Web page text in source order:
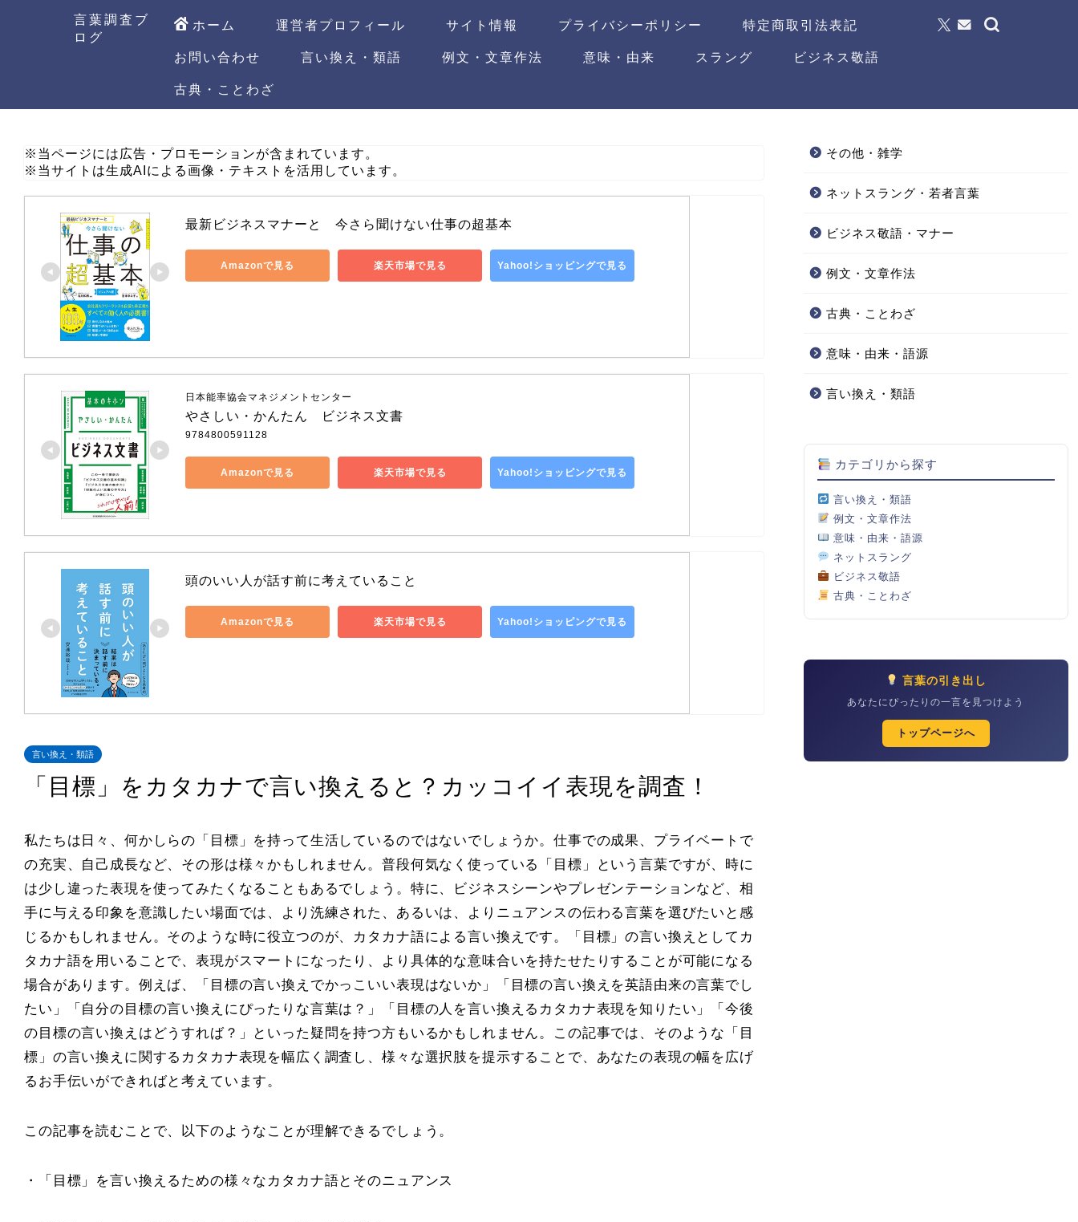
言葉調査ブ
ログ
ホーム 運営者プロフィール サイト情報 プライバシーポリシー
特定商取引法表記
お問い合わせ
言い換え・類語 例文・文章作法 意味・由来 スラング
ビジネス敬語
古典・ことわざ
※当ページには広告・プロモーションが含まれています。
※当サイトは生成AIによる画像・テキストを活用しています。
最新ビジネスマナーと　今さら聞けない仕事の超基本
Amazonで見る 楽天市場で見る Yahoo!ショッピングで見る
日本能率協会マネジメントセンター
やさしい・かんたん　ビジネス文書
9784800591128
Amazonで見る 楽天市場で見る Yahoo!ショッピングで見る
頭のいい人が話す前に考えていること
Amazonで見る 楽天市場で見る Yahoo!ショッピングで見る
言い換え・類語
「目標」をカタカナで言い換えると？カッコイイ表現を調査！
私たちは日々、何かしらの「目標」を持って生活しているのではないでしょうか。仕事での成果、プライベートで
の充実、自己成長など、その形は様々かもしれません。普段何気なく使っている「目標」という言葉ですが、時に
は少し違った表現を使ってみたくなることもあるでしょう。特に、ビジネスシーンやプレゼンテーションなど、相
手に与える印象を意識したい場面では、より洗練された、あるいは、よりニュアンスの伝わる言葉を選びたいと感
じるかもしれません。そのような時に役立つのが、カタカナ語による言い換えです。「目標」の言い換えとしてカ
タカナ語を用いることで、表現がスマートになったり、より具体的な意味合いを持たせたりすることが可能になる
場合があります。例えば、「目標の言い換えでかっこいい表現はないか」「目標の言い換えを英語由来の言葉でし
たい」「自分の目標の言い換えにぴったりな言葉は？」「目標の人を言い換えるカタカナ表現を知りたい」「今後
の目標の言い換えはどうすれば？」といった疑問を持つ方もいるかもしれません。この記事では、そのような「目
標」の言い換えに関するカタカナ表現を幅広く調査し、様々な選択肢を提示することで、あなたの表現の幅を広げ
るお手伝いができればと考えています。
この記事を読むことで、以下のようなことが理解できるでしょう。
・「目標」を言い換えるための様々なカタカナ語とそのニュアンス
その他・雑学
ネットスラング・若者言葉
ビジネス敬語・マナー
例文・文章作法
古典・ことわざ
意味・由来・語源
言い換え・類語
カテゴリから探す
言い換え・類語
例文・文章作法
意味・由来・語源
ネットスラング
ビジネス敬語
古典・ことわざ
言葉の引き出し
あなたにぴったりの一言を見つけよう
トップページへ